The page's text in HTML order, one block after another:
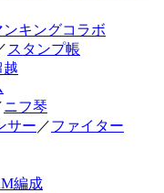
ンキングコラボ
スタンプ帳
越
ニフ琴
サー ／ファイター
編成